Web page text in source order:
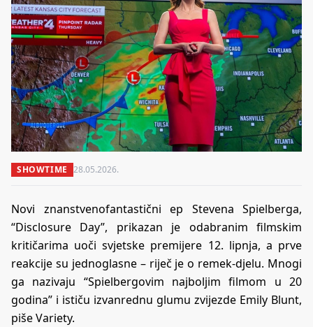
SHOWTIME 28.05.2026.
Novi znanstvenofantastični ep Stevena Spielberga,
“Disclosure Day”, prikazan je odabranim filmskim
kritičarima uoči svjetske premijere 12. lipnja, a prve
reakcije su jednoglasne – riječ je o remek-djelu. Mnogi
ga nazivaju “Spielbergovim najboljim filmom u 20
godina” i ističu izvanrednu glumu zvijezde Emily Blunt,
piše Variety.